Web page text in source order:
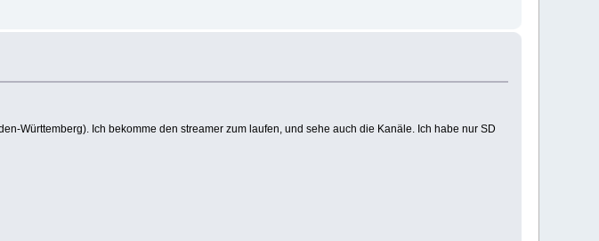
Württemberg). Ich bekomme den streamer zum laufen, und sehe auch die Kanäle. Ich habe nur SD